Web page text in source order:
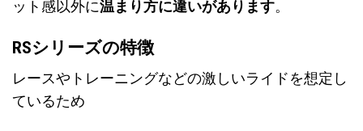
ット感以外に温まり方に違いがあります。
RSシリーズの特徴
レースやトレーニングなどの激しいライドを想定し
ているため